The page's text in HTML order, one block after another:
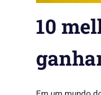
10